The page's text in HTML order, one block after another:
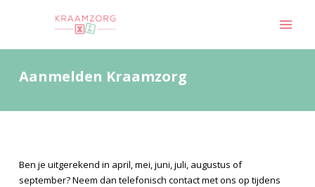
Aanmelden Kraamzorg
Ben je uitgerekend in april, mei, juni, juli, augustus of
september? Neem dan telefonisch contact met ons op tijdens